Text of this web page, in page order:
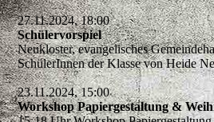
27.11.2024, 18:00
Schülervorspiel
Neukloster, evangelisches
SchülerInnen der Klasse von Heide
23.11.2024, 15:00
Workshop Papiergestaltung &